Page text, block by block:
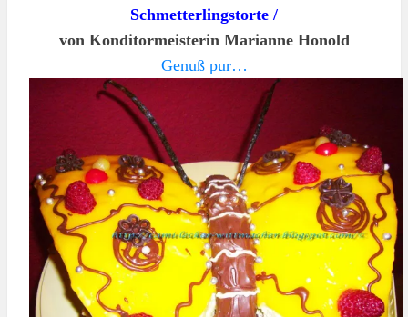
Schmetterlingstorte /
von Konditormeisterin Marianne Honold
Genuß pur…